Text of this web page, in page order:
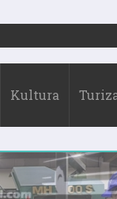
Kultura